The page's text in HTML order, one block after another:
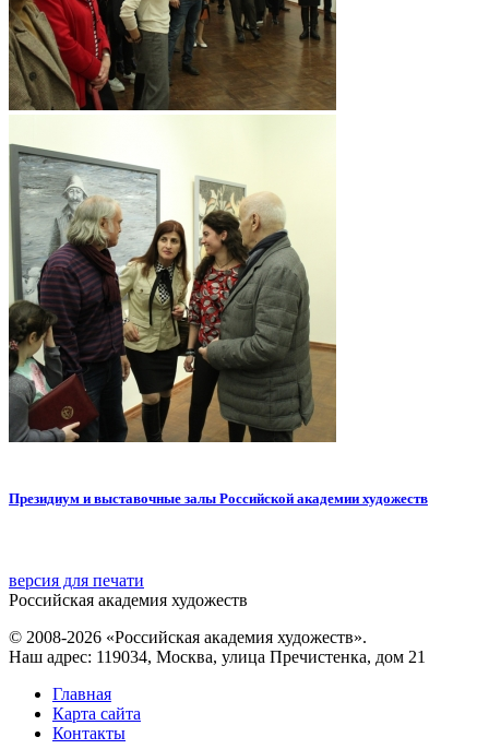
Президиум и выставочные залы Российской академии художеств
версия для печати
Российская академия художеств
© 2008-2026 «Российская академия художеств».
Наш адрес: 119034, Москва, улица Пречистенка, дом 21
Главная
Карта сайта
Контакты